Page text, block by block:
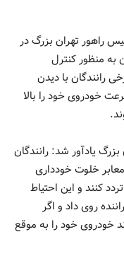
راهور تهران بزرگ در
به منظور کنترل
رانندگان با دیدن
خودروی خود را بالا
یادآور شد: رانندگان
خلوت خودداری
کنند و این احتیاط
روی داد و اگر
خودروی خود را به موقع